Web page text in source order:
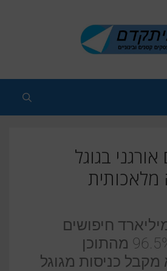
בגוגל
מלאכותית
יש 14 מיליארד חיפושים
ביום – אבל 96.5% מהתוכן
כניסות מגוגל